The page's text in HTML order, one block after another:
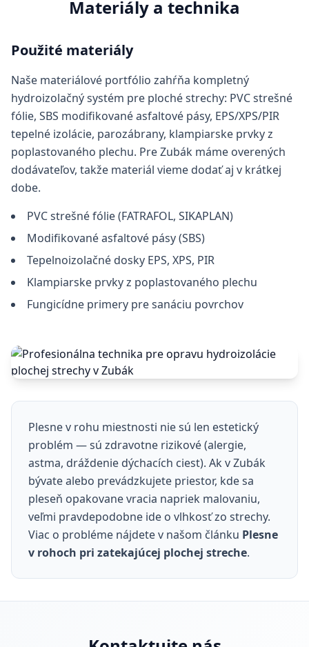
Materiály a technika
Použité materiály
Naše materiálové portfólio zahŕňa kompletný
hydroizolačný systém pre ploché strechy: PVC strešné
fólie, SBS modifikované asfaltové pásy, EPS/XPS/PIR
tepelné izolácie, parozábrany, klampiarske prvky z
poplastovaného plechu. Pre Zubák máme overených
dodávateľov, takže materiál vieme dodať aj v krátkej
dobe.
PVC strešné fólie (FATRAFOL, SIKAPLAN)
Modifikované asfaltové pásy (SBS)
Tepelnoizolačné dosky EPS, XPS, PIR
Klampiarske prvky z poplastovaného plechu
Fungicídne primery pre sanáciu povrchov
Plesne v rohu miestnosti nie sú len estetický
problém — sú zdravotne rizikové (alergie,
astma, dráždenie dýchacích ciest). Ak v Zubák
bývate alebo prevádzkujete priestor, kde sa
pleseň opakovane vracia napriek malovaniu,
veľmi pravdepodobne ide o vlhkosť zo strechy.
Viac o probléme nájdete v našom článku Plesne
v rohoch pri zatekajúcej plochej streche.